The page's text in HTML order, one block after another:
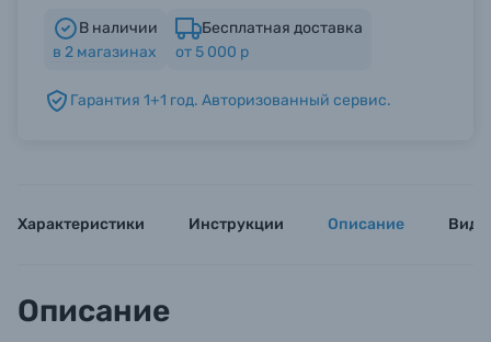
Б/У фототехника (Комиссионные товары)
В наличии
в 2 магазинах
Бесплатная доставка
от 5 000 р
Гарантия 1+1 год. Авторизованный сервис.
Характеристики Инструкции Описание
Описание